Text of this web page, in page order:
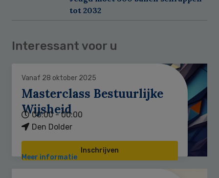
tot 2032
Interessant voor u
Vanaf 28 oktober 2025
Masterclass Bestuurlijke
Wijsheid
00:00 - 00:00
Den Dolder
Inschrijven
Meer informatie